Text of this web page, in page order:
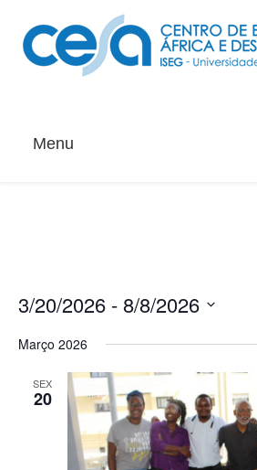
Menu
3/20/2026 - 8/8/2026
data
Março 2026
SEX
20